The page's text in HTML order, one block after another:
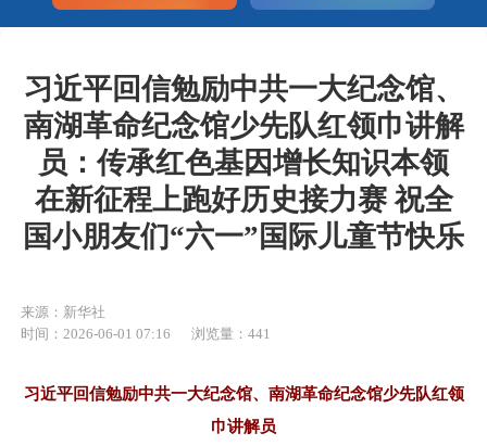
习近平回信勉励中共一大纪念馆、
南湖革命纪念馆少先队红领巾讲解
员：传承红色基因增长知识本领
在新征程上跑好历史接力赛 祝全
国小朋友们“六一”国际儿童节快乐
来源：新华社
时间：2026-06-01 07:16
浏览量：441
习近平回信勉励中共一大纪念馆、南湖革命纪念馆少先队红领
巾讲解员